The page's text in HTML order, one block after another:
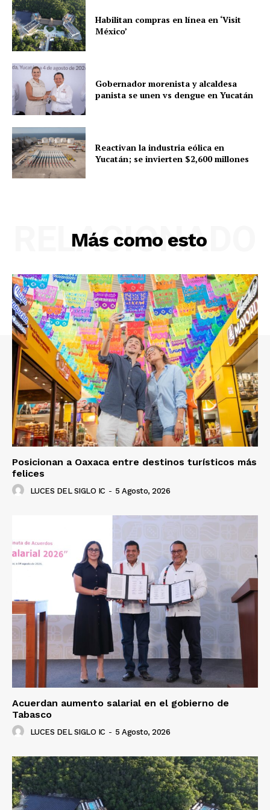
Luces
Del Siglo
Habilitan compras en línea en ‘Visit
México’
Gobernador morenista y alcaldesa
panista se unen vs dengue en Yucatán
Reactivan la industria eólica en
Yucatán; se invierten $2,600 millones
Más como esto
RELACIONADO
Posicionan a Oaxaca entre destinos turísticos más
felices
LUCES DEL SIGLO IC - 5 Agosto, 2026
Acuerdan aumento salarial en el gobierno de
Tabasco
LUCES DEL SIGLO IC - 5 Agosto, 2026